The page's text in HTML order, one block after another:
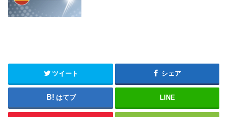
ツイート シェア
はてブ LINE